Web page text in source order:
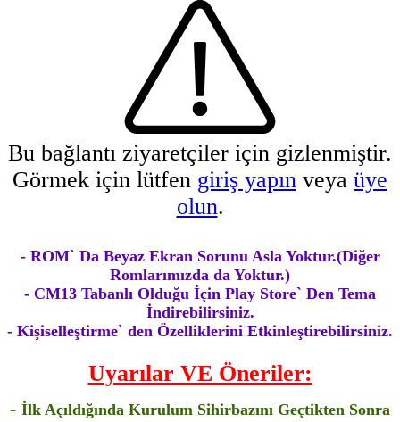
Bu bağlantı ziyaretçiler için gizlenmiştir.
Görmek için lütfen giriş yapın veya üye
olun.
- ROM` Da Beyaz Ekran Sorunu Asla Yoktur.(Diğer
Romlarımızda da Yoktur.)
- CM13 Tabanlı Olduğu İçin Play Store` Den Tema
İndirebilirsiniz.
- Kişiselleştirme` den Özelliklerini Etkinleştirebilirsiniz.
Uyarılar VE Öneriler:
- İlk Açıldığında Kurulum Sihirbazını Geçtikten Sonra